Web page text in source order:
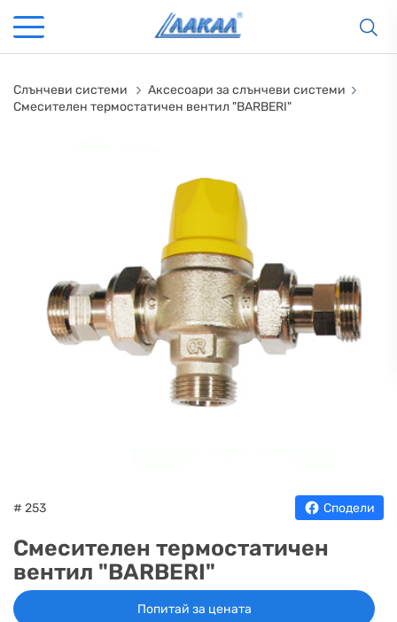
KАМИНИ
КОТЛИ
Слънчеви системи
Аксесоари за слънчеви системи
Смеситeлен термостатичен вентил "BARBERI"
# 253 Сподели
Смеситeлен термостатичен
вентил "BARBERI"
Попитай за цената